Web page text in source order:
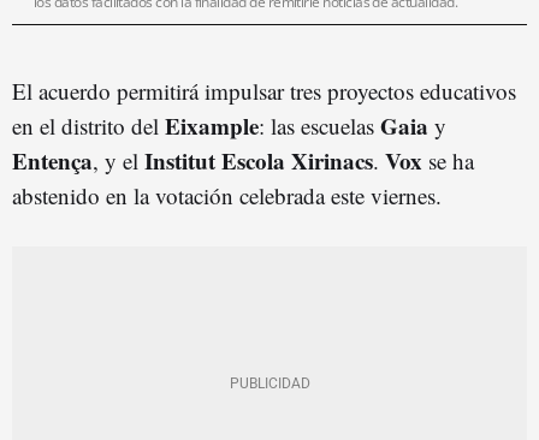
El acuerdo permitirá impulsar tres proyectos educativos
en el distrito del Eixample: las escuelas Gaia y
Entença, y el Institut Escola Xirinacs. Vox se ha
abstenido en la votación celebrada este viernes.